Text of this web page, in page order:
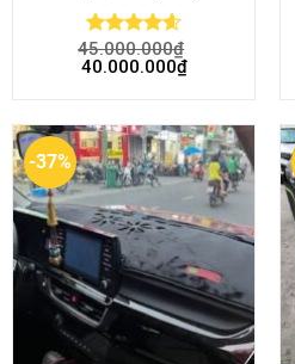
Rated4.58
out of 5
45.000.000₫
40.000.000₫
-37%